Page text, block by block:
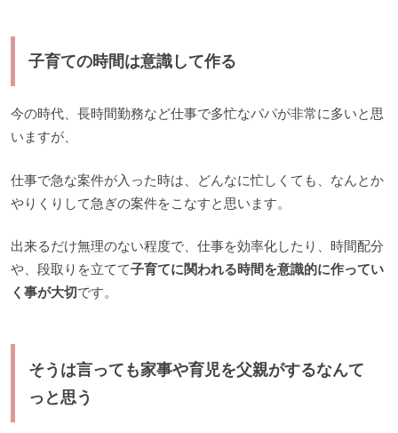
子育ての時間は意識して作る
今の時代、長時間勤務など仕事で多忙なパパが非常に多いと思
いますが、
仕事で急な案件が入った時は、どんなに忙しくても、なんとか
やりくりして急ぎの案件をこなすと思います。
出来るだけ無理のない程度で、仕事を効率化したり、時間配分
や、段取りを立てて子育てに関われる時間を意識的に作ってい
く事が大切です。
そうは言っても家事や育児を父親がするなんて
っと思う